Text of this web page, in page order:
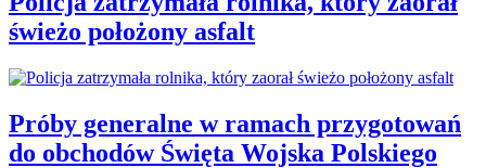
świeżo położony asfalt
Próby generalne w ramach przygotowań
do obchodów Święta Wojska Polskiego